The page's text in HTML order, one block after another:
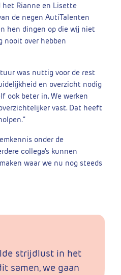
het Rianne en Lisette
de negen AutiTalenten
hen dingen op die wij niet
nooit over hebben
was nuttig voor de rest
en overzicht nodig
ook beter in. We werken
vast. Dat heeft
onder de
collega’s kunnen
waar we nu nog steeds
strijdlust in het
samen, we gaan